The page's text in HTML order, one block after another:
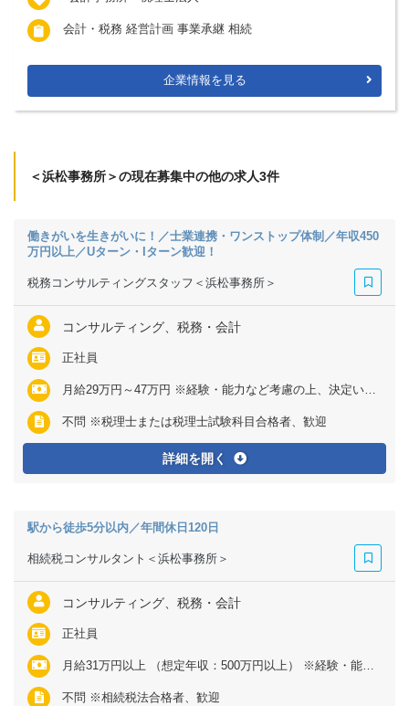
会計・税務 経営計画 事業承継 相続
企業情報を見る
＜浜松事務所＞の現在募集中の他の求人3件
働きがいを生きがいに！／士業連携・ワンストップ体制／年収450
万円以上／Uターン・Iターン歓迎！
税務コンサルティングスタッフ＜浜松事務所＞
コンサルティング、税務・会計
正社員
月給29万円～47万円 ※経験・能力など考慮の上、決定いたします ※上記に固定残業代（月35～50時間分＝6万2000円～13万円）を含む ※超過分は別途全額支給
不問 ※税理士または税理士試験科目合格者、歓迎
詳細を開く
駅から徒歩5分以内／年間休日120日
相続税コンサルタント＜浜松事務所＞
コンサルティング、税務・会計
正社員
月給31万円以上 （想定年収：500万円以上） ※経験・能力など考慮の上、決定いたします ※上記に固定残業代（月40時間分＝6万2500円以上）を含む ※超過分は別途全額支給
不問 ※相続税法合格者、歓迎